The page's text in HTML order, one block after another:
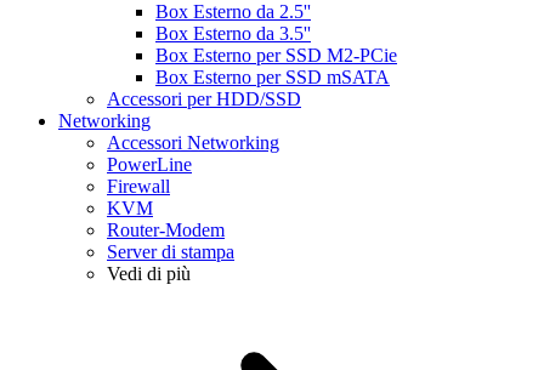
Box Esterno da 2.5''
Box Esterno da 3.5''
Box Esterno per SSD M2-PCie
Box Esterno per SSD mSATA
Accessori per HDD/SSD
Networking
Accessori Networking
PowerLine
Firewall
KVM
Router-Modem
Server di stampa
Vedi di più